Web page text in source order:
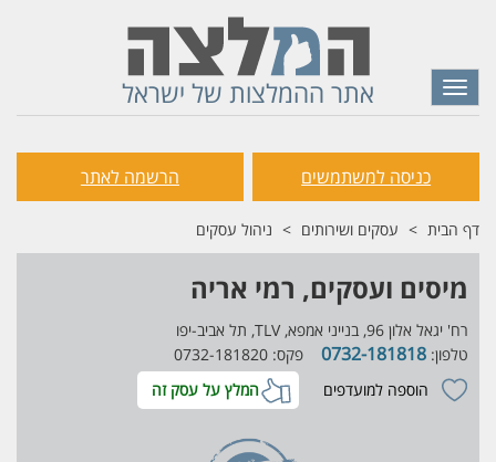
אתר ההמלצות של ישראל
Toggle
navigation
כניסה למשתמשים הרשמה לאתר
דף הבית עסקים ושירותים ניהול עסקים
מיסים ועסקים, רמי אריה
רח' יגאל אלון 96, בנייני אמפא, TLV, תל אביב-יפו
טלפון: 0732-181818
פקס: 0732-181820
הוספה למועדפים
המלץ על עסק זה